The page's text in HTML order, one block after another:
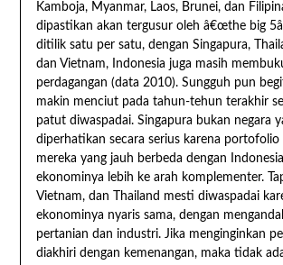
Kamboja, Myanmar, Laos, Brunei, dan
dipastikan akan tergusur oleh â€œthe big
ditilik satu per satu, dengan Singapura,
dan Vietnam, Indonesia juga masih
perdagangan (data 2010). Sungguh pun
makin menciut pada tahun-tehun terakhir
patut diwaspadai. Singapura bukan negara
diperhatikan secara serius karena portofolio
mereka yang jauh berbeda dengan
ekonominya lebih ke arah komplementer.
Vietnam, dan Thailand mesti diwaspadai
ekonominya nyaris sama, dengan
pertanian dan industri. Jika menginginkan
diakhiri dengan kemenangan, maka tidak